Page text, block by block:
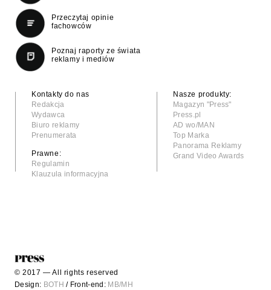
Przeczytaj opinie
fachowców
Poznaj raporty ze świata
reklamy i mediów
Kontakty do nas
Redakcja
Wydawca
Biuro reklamy
Prenumerata
Prawne:
Regulamin
Klauzula informacyjna
Nasze produkty:
Magazyn "Press"
Press.pl
AD wo/MAN
Top Marka
Panorama Reklamy
Grand Video Awards
Design: BOTH / Front-end: MB/MH
© 2017 — All rights reserved